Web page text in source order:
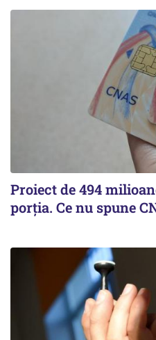
Proiect de 494
porția. Ce nu spune